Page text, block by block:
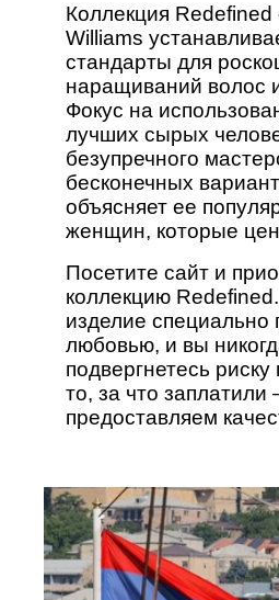
Коллекция Redefined
Williams
стандарты для
наращиваний волос
Фокус на
лучших сырых
безупречного
бесконечных
объясняет ее
женщин, которые
Посетите сайт и
коллекцию
изделие специально
любовью, и вы
подвергнетесь риску
то, за что заплатили
предоставляем